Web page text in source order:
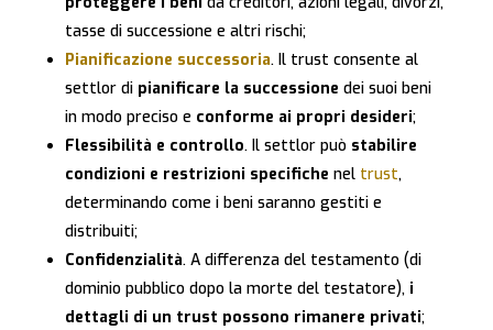
tasse di successione e altri rischi;
Pianificazione successoria. Il trust consente al
settlor di pianificare la successione dei suoi beni
in modo preciso e conforme ai propri desideri;
Flessibilità e controllo. Il settlor può stabilire
condizioni e restrizioni specifiche nel trust,
determinando come i beni saranno gestiti e
distribuiti;
Confidenzialità. A differenza del testamento (di
dominio pubblico dopo la morte del testatore), i
dettagli di un trust possono rimanere privati;